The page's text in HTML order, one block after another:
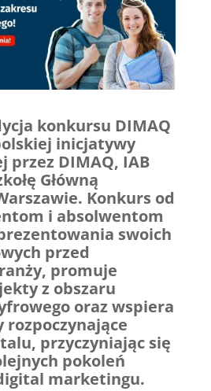
konkursu DIMAQ
inicjatywy
przez DIMAQ, IAB
Główną
Konkurs od
i absolwentom
swoich
przed
promuje
z obszaru
oraz wspiera
rozpoczynające
, przyczyniając się
pokoleń
marketingu.